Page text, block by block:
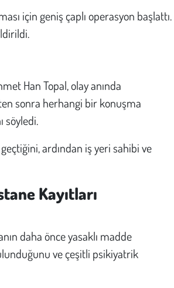
için geniş çaplı operasyon başlattı.
Han Topal, olay anında
sonra herhangi bir konuşma
söyledi.
geçtiğini, ardından iş yeri sahibi ve
Kayıtları
daha önce yasaklı madde
ve çeşitli psikiyatrik